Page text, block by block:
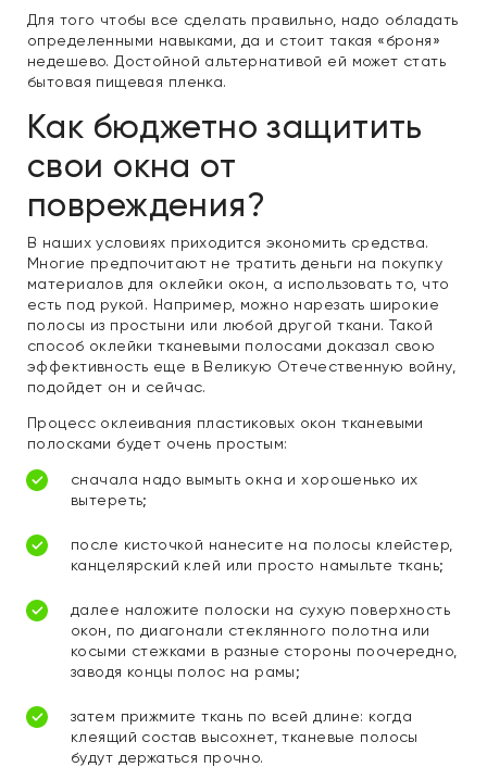
Для того чтобы все сделать правильно, надо обладать
определенными навыками, да и стоит такая «броня»
недешево. Достойной альтернативой ей может стать
бытовая пищевая пленка.
Как бюджетно защитить
свои окна от
повреждения?
В наших условиях приходится экономить средства.
Многие предпочитают не тратить деньги на покупку
материалов для оклейки окон, а использовать то, что
есть под рукой. Например, можно нарезать широкие
полосы из простыни или любой другой ткани. Такой
способ оклейки тканевыми полосами доказал свою
эффективность еще в Великую Отечественную войну,
подойдет он и сейчас.
Процесс оклеивания пластиковых окон тканевыми
полосками будет очень простым:
сначала надо вымыть окна и хорошенько их
вытереть;
после кисточкой нанесите на полосы клейстер,
канцелярский клей или просто намыльте ткань;
далее наложите полоски на сухую поверхность
окон, по диагонали стеклянного полотна или
косыми стежками в разные стороны поочередно,
заводя концы полос на рамы;
затем прижмите ткань по всей длине: когда
клеящий состав высохнет, тканевые полосы
будут держаться прочно.